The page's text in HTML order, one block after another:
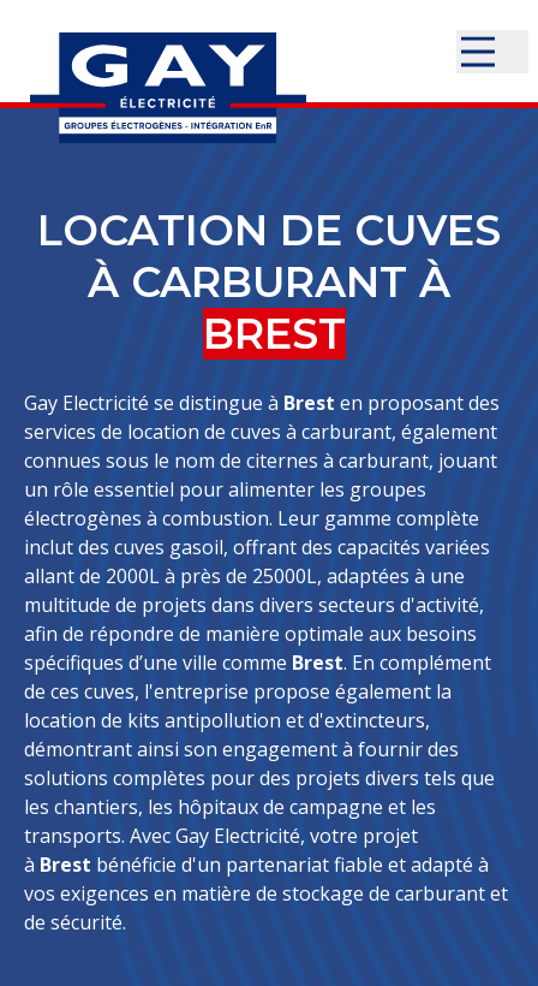
LOCATION DE CUVES
À CARBURANT À
BREST
Gay Electricité se distingue à Brest en proposant des
services de location de cuves à carburant, également
connues sous le nom de citernes à carburant, jouant
un rôle essentiel pour alimenter les groupes
électrogènes à combustion. Leur gamme complète
inclut des cuves gasoil, offrant des capacités variées
allant de 2000L à près de 25000L, adaptées à une
multitude de projets dans divers secteurs d'activité,
afin de répondre de manière optimale aux besoins
spécifiques d’une ville comme Brest. En complément
de ces cuves, l'entreprise propose également la
location de kits antipollution et d'extincteurs,
démontrant ainsi son engagement à fournir des
solutions complètes pour des projets divers tels que
les chantiers, les hôpitaux de campagne et les
transports. Avec Gay Electricité, votre projet
à Brest bénéficie d'un partenariat fiable et adapté à
vos exigences en matière de stockage de carburant et
de sécurité.